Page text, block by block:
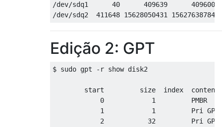
/dev/sdq1      40      409639      409600
Edição 2: GPT
$ sudo gpt -r show disk2
start         size  index
            0            1         PMBR
1            1         Pri GPT
2           32         Pri GPT